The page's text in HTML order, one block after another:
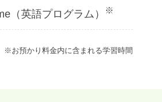
（英語プログラム） ※
※お預かり料金内に含まれる学習時間